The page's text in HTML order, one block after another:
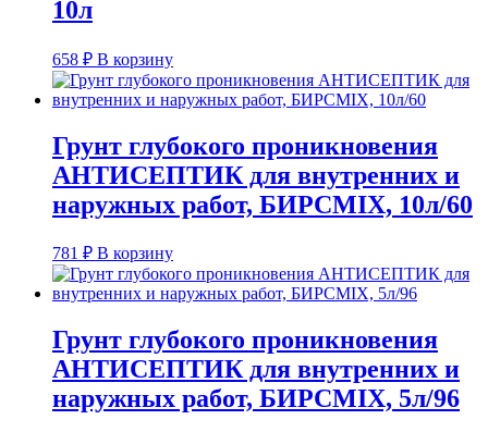
10л
658 ₽ В корзину
Грунт глубокого проникновения
АНТИСЕПТИК для внутренних и
наружных работ, БИРСMIX, 10л/60
781 ₽ В корзину
Грунт глубокого проникновения
АНТИСЕПТИК для внутренних и
наружных работ, БИРСMIX, 5л/96